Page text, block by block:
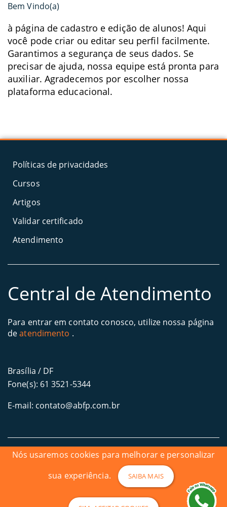
Bem Vindo(a)
à página de cadastro e edição de alunos! Aqui
você pode criar ou editar seu perfil facilmente.
Garantimos a segurança de seus dados. Se
precisar de ajuda, nossa equipe está pronta para
auxiliar. Agradecemos por escolher nossa
plataforma educacional.
Políticas de privacidades
Cursos
Artigos
Validar certificado
Atendimento
Central de Atendimento
Para entrar em contato conosco, utilize nossa página
deatendimento .
Brasília / DF
Fone(s): 61 3521-5344
E-mail: contato@abfp.com.br
Copyright © 2026 Academia Brasileira de Formação e Pesquisa |
CNPJ: 04.808.302/0001-41
Nós usaremos cookies para melhorar e personalizar
sua experiência.
SAIBA MAIS